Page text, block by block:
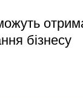
бізнесу